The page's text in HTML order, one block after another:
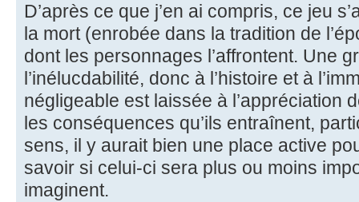
D’après ce que j’en ai compris, ce jeu
la mort (enrobée dans la tradition de
dont les personnages l’affrontent. Une
l’inélucdabilité, donc à l’histoire et à
négligeable est laissée à l’appréciation
les conséquences qu’ils entraînent,
sens, il y aurait bien une place active
savoir si celui-ci sera plus ou moins
imaginent.